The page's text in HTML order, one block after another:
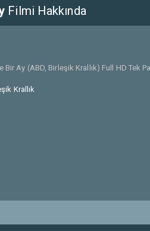
Filmi Hakkında
Bir Ay (ABD, Birleşik Krallık) Full HD Tek
Krallık